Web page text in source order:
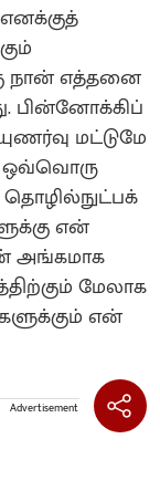
நான் எத்தனை
பின்னோக்கிப்
மட்டுமே
ஒவ்வொரு
தொழில்நுட்பக்
என்
அங்கமாக
மேலாக
என்
Advertisement